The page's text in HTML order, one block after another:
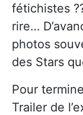
fétichistes
rire…
photos
des Stars
Pour
Trailer de